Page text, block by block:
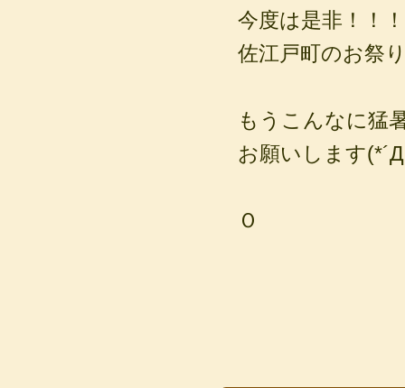
今度は是非！！
佐江戸町のお祭
もうこんなに猛
お願いします
Ｏ